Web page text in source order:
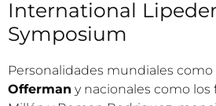
International
Symposium
Personalidades mundiales como
Offerman y nacionales como los